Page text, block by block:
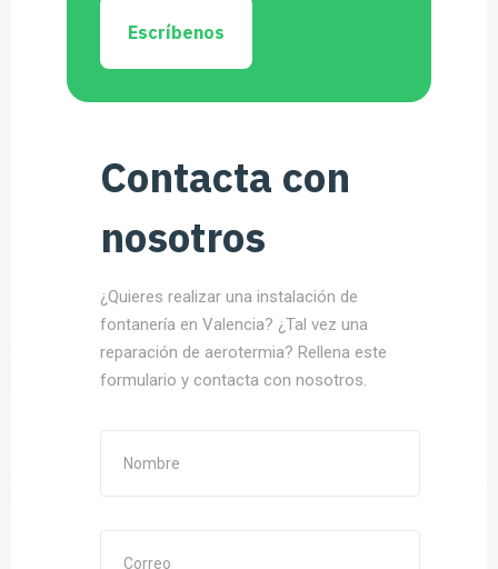
Escríbenos
Contacta con
nosotros
¿Quieres realizar una instalación de
fontanería en Valencia? ¿Tal vez una
reparación de aerotermia? Rellena este
formulario y contacta con nosotros.